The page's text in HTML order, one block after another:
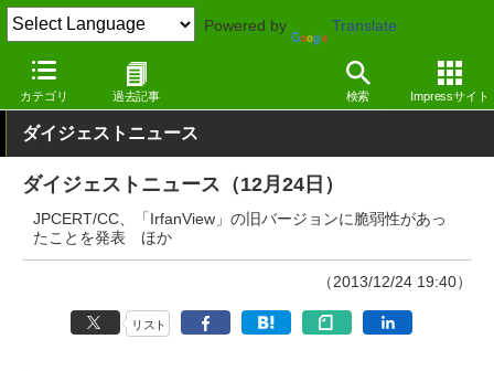
Powered by Translate
カテゴリ 過去記事 検索 Impressサイト
窓の杜 その他の話題 アップデート
ダイジェストニュース
ダイジェストニュース（12月24日）
JPCERT/CC、「IrfanView」の旧バージョンに脆弱性があっ
たことを発表 ほか
（2013/12/24 19:40）
リスト